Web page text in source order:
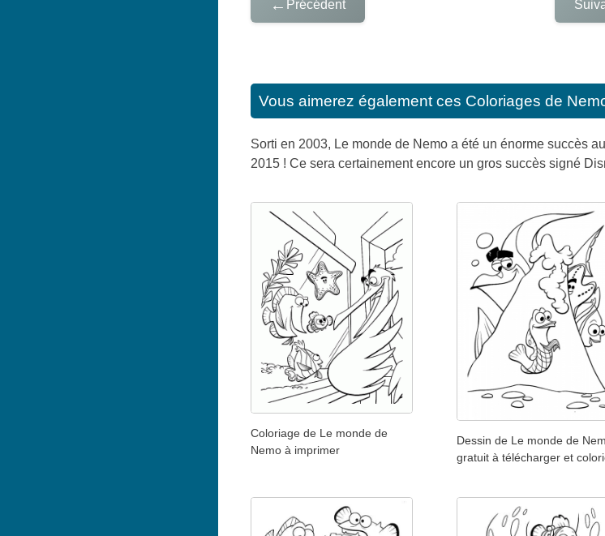
← Précédent
Vous aimerez également ces Coloriages de
Sorti en 2003, Le monde de Nemo a été un énorme succès
2015 ! Ce sera certainement encore un gros succès signé
Coloriage de Le monde de
Nemo à imprimer
Dessin de Le monde de
gratuit à télécharger et